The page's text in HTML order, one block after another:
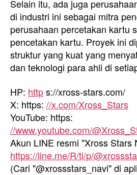
Selain itu, ada juga
di industri ini sebagai mitra
perusahaan percetakan kartu
pencetakan kartu. Proyek ini
struktur yang kuat yang
dan teknologi para ahli di
HP: https://xross-stars.com/
X: https: //x.com/Xross_Stars
YouTube: https:
//www.youtube.com/
Akun LINE resmi "Xross Stars
https://line.me/R/ti/p/
(Cari "@xrossstars_navi" di